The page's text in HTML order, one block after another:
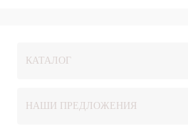
КАТАЛОГ
НАШИ ПРЕДЛОЖЕНИЯ